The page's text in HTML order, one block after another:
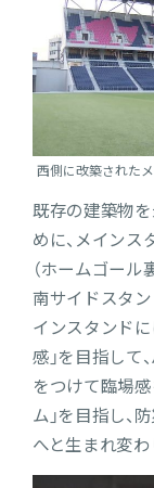
西側に改築された
既存の建築物
めに、メインス
（ホームゴール
南サイドスタ
インスタンド
感」を目指して
をつけて臨場
ム」を目指し、
へと生まれ変わ